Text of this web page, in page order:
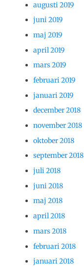
augusti 2019
juni 2019
maj 2019
april 2019
mars 2019
februari 2019
januari 2019
december 2018
november 2018
oktober 2018
september 2018
juli 2018
juni 2018
maj 2018
april 2018
mars 2018
februari 2018
januari 2018